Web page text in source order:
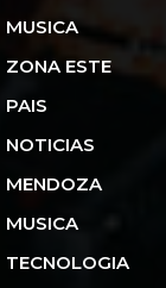
MUSICA
ZONA ESTE
PAIS
NOTICIAS
MENDOZA
MUSICA
TECNOLOGIA